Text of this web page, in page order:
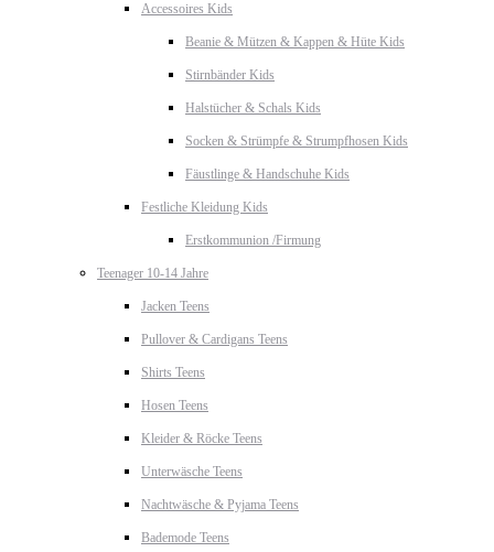
Accessoires Kids
Beanie & Mützen & Kappen & Hüte Kids
Stirnbänder Kids
Halstücher & Schals Kids
Socken & Strümpfe & Strumpfhosen Kids
Fäustlinge & Handschuhe Kids
Festliche Kleidung Kids
Erstkommunion /Firmung
Teenager 10-14 Jahre
Jacken Teens
Pullover & Cardigans Teens
Shirts Teens
Hosen Teens
Kleider & Röcke Teens
Unterwäsche Teens
Nachtwäsche & Pyjama Teens
Bademode Teens